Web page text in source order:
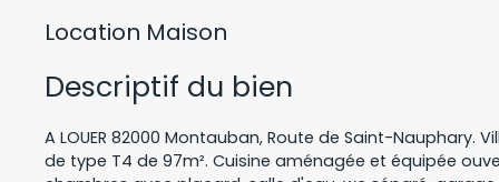
Location Maison
Descriptif du bien
A LOUER 82000 Montauban, Route de Saint-Nauphary.
de type T4 de 97m². Cuisine aménagée et équipée